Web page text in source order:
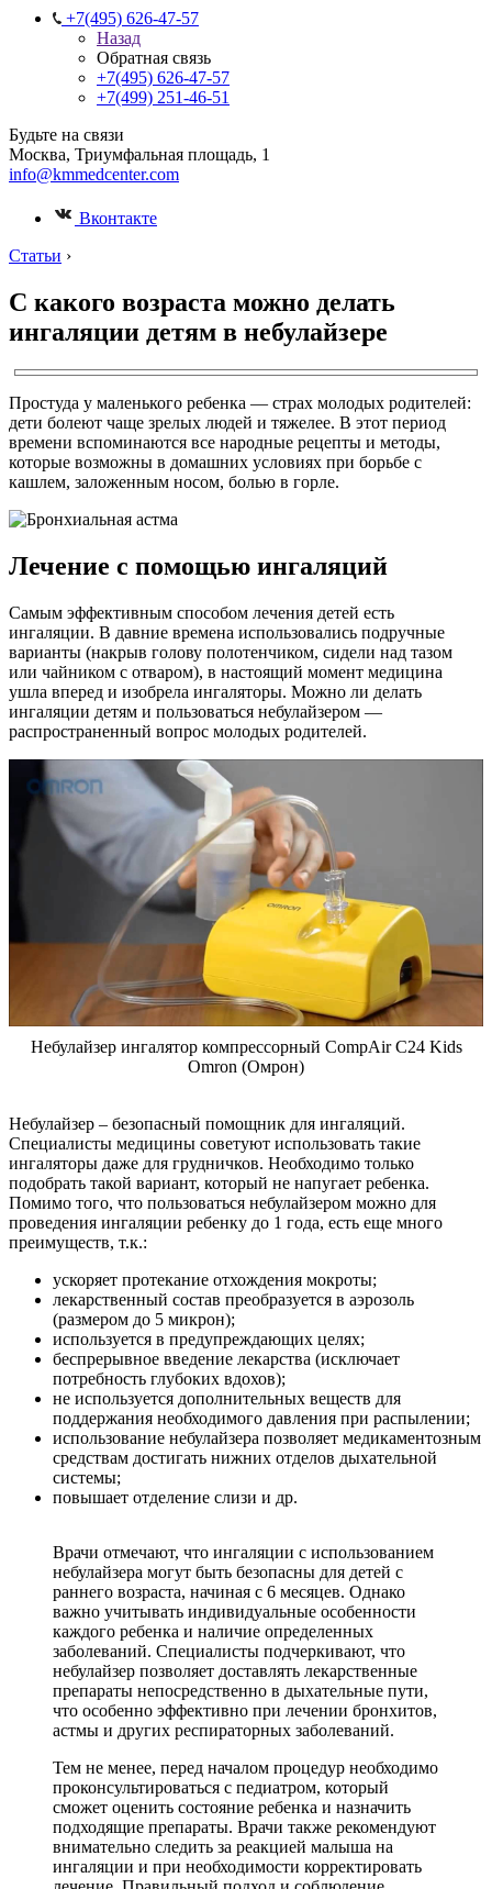
+7(495) 626-47-57
Назад
Обратная связь
+7(495) 626-47-57
+7(499) 251-46-51
Будьте на связи
Москва, Триумфальная площадь, 1
info@kmmedcenter.com
Вконтакте
Статьи ›
С какого возраста можно делать
ингаляции детям в небулайзере
Простуда у маленького ребенка — страх молодых родителей:
дети болеют чаще зрелых людей и тяжелее. В этот период
времени вспоминаются все народные рецепты и методы,
которые возможны в домашних условиях при борьбе с
кашлем, заложенным носом, болью в горле.
Лечение с помощью ингаляций
Самым эффективным способом лечения детей есть
ингаляции. В давние времена использовались подручные
варианты (накрыв голову полотенчиком, сидели над тазом
или чайником с отваром), в настоящий момент медицина
ушла вперед и изобрела ингаляторы. Можно ли делать
ингаляции детям и пользоваться небулайзером —
распространенный вопрос молодых родителей.
Небулайзер ингалятор компрессорный CompAir C24 Kids
Omron (Омрон)
Небулайзер – безопасный помощник для ингаляций.
Специалисты медицины советуют использовать такие
ингаляторы даже для грудничков. Необходимо только
подобрать такой вариант, который не напугает ребенка.
Помимо того, что пользоваться небулайзером можно для
проведения ингаляции ребенку до 1 года, есть еще много
преимуществ, т.к.:
ускоряет протекание отхождения мокроты;
лекарственный состав преобразуется в аэрозоль
(размером до 5 микрон);
используется в предупреждающих целях;
беспрерывное введение лекарства (исключает
потребность глубоких вдохов);
не используется дополнительных веществ для
поддержания необходимого давления при распылении;
использование небулайзера позволяет медикаментозным
средствам достигать нижних отделов дыхательной
системы;
повышает отделение слизи и др.
Врачи отмечают, что ингаляции с использованием
небулайзера могут быть безопасны для детей с
раннего возраста, начиная с 6 месяцев. Однако
важно учитывать индивидуальные особенности
каждого ребенка и наличие определенных
заболеваний. Специалисты подчеркивают, что
небулайзер позволяет доставлять лекарственные
препараты непосредственно в дыхательные пути,
что особенно эффективно при лечении бронхитов,
астмы и других респираторных заболеваний.
Тем не менее, перед началом процедур необходимо
проконсультироваться с педиатром, который
сможет оценить состояние ребенка и назначить
подходящие препараты. Врачи также рекомендуют
внимательно следить за реакцией малыша на
ингаляции и при необходимости корректировать